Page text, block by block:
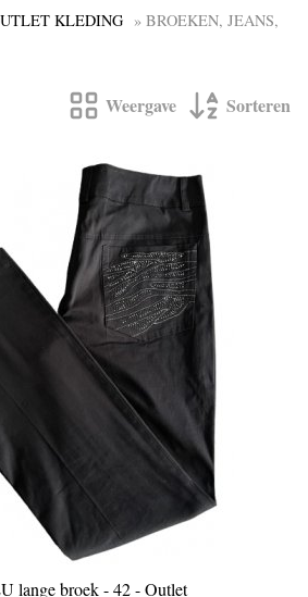
KLEDING » BROEKEN, JEANS,
Weergave Sorteren
lange broek - 42 - Outlet